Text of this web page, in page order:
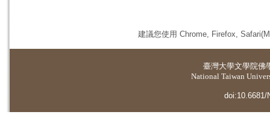
建議您使用 Chrome, Firefox,
臺灣大學文學院佛
National Taiwan
doi:10.6681/